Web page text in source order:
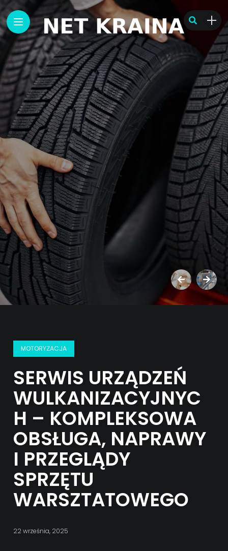
MOTORYZACJA
SERWIS URZĄDZEŃ
WULKANIZACYJNYC
H – KOMPLEKSOWA
OBSŁUGA, NAPRAWY
I PRZEGLĄDY
SPRZĘTU
WARSZTATOWEGO
22 września, 2025